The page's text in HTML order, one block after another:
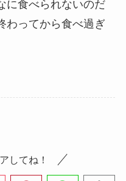
に食べられないのだ
わってから食べ過ぎ
してね！